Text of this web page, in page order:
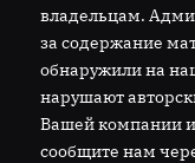
владельцам.
за содержание
обнаружили на
нарушают
Вашей компании
сообщите нам